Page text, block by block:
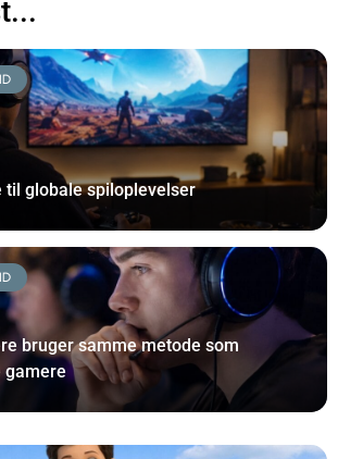
til globale spiloplevelser
bruger samme metode som